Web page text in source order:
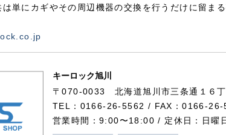
単にカギやその周辺機器の交換を行うだけに留ま
キーロック旭川
〒070-0033 北海道旭川市三条通１６
TEL：0166-26-5562 / FAX：0166-26-
営業時間：9:00〜18:00 / 定休日：日曜